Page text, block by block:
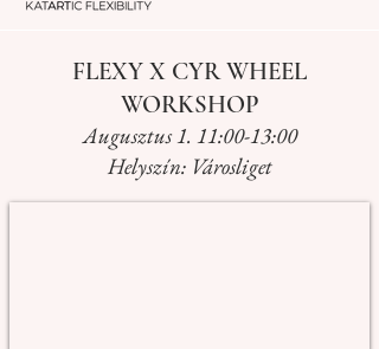
FLEXY X CYR WHEEL
WORKSHOP
Augusztus 1. 11:00-13:00
Helyszín: Városliget